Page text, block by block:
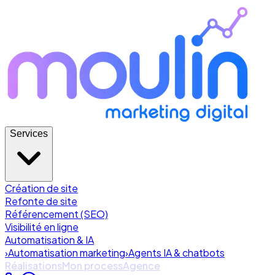
Services
Création de site
Refonte de site
Référencement (SEO)
Visibilité en ligne
Automatisation & IA
›Automatisation marketing›Agents IA & chatbots
RéalisationsMon processAgence